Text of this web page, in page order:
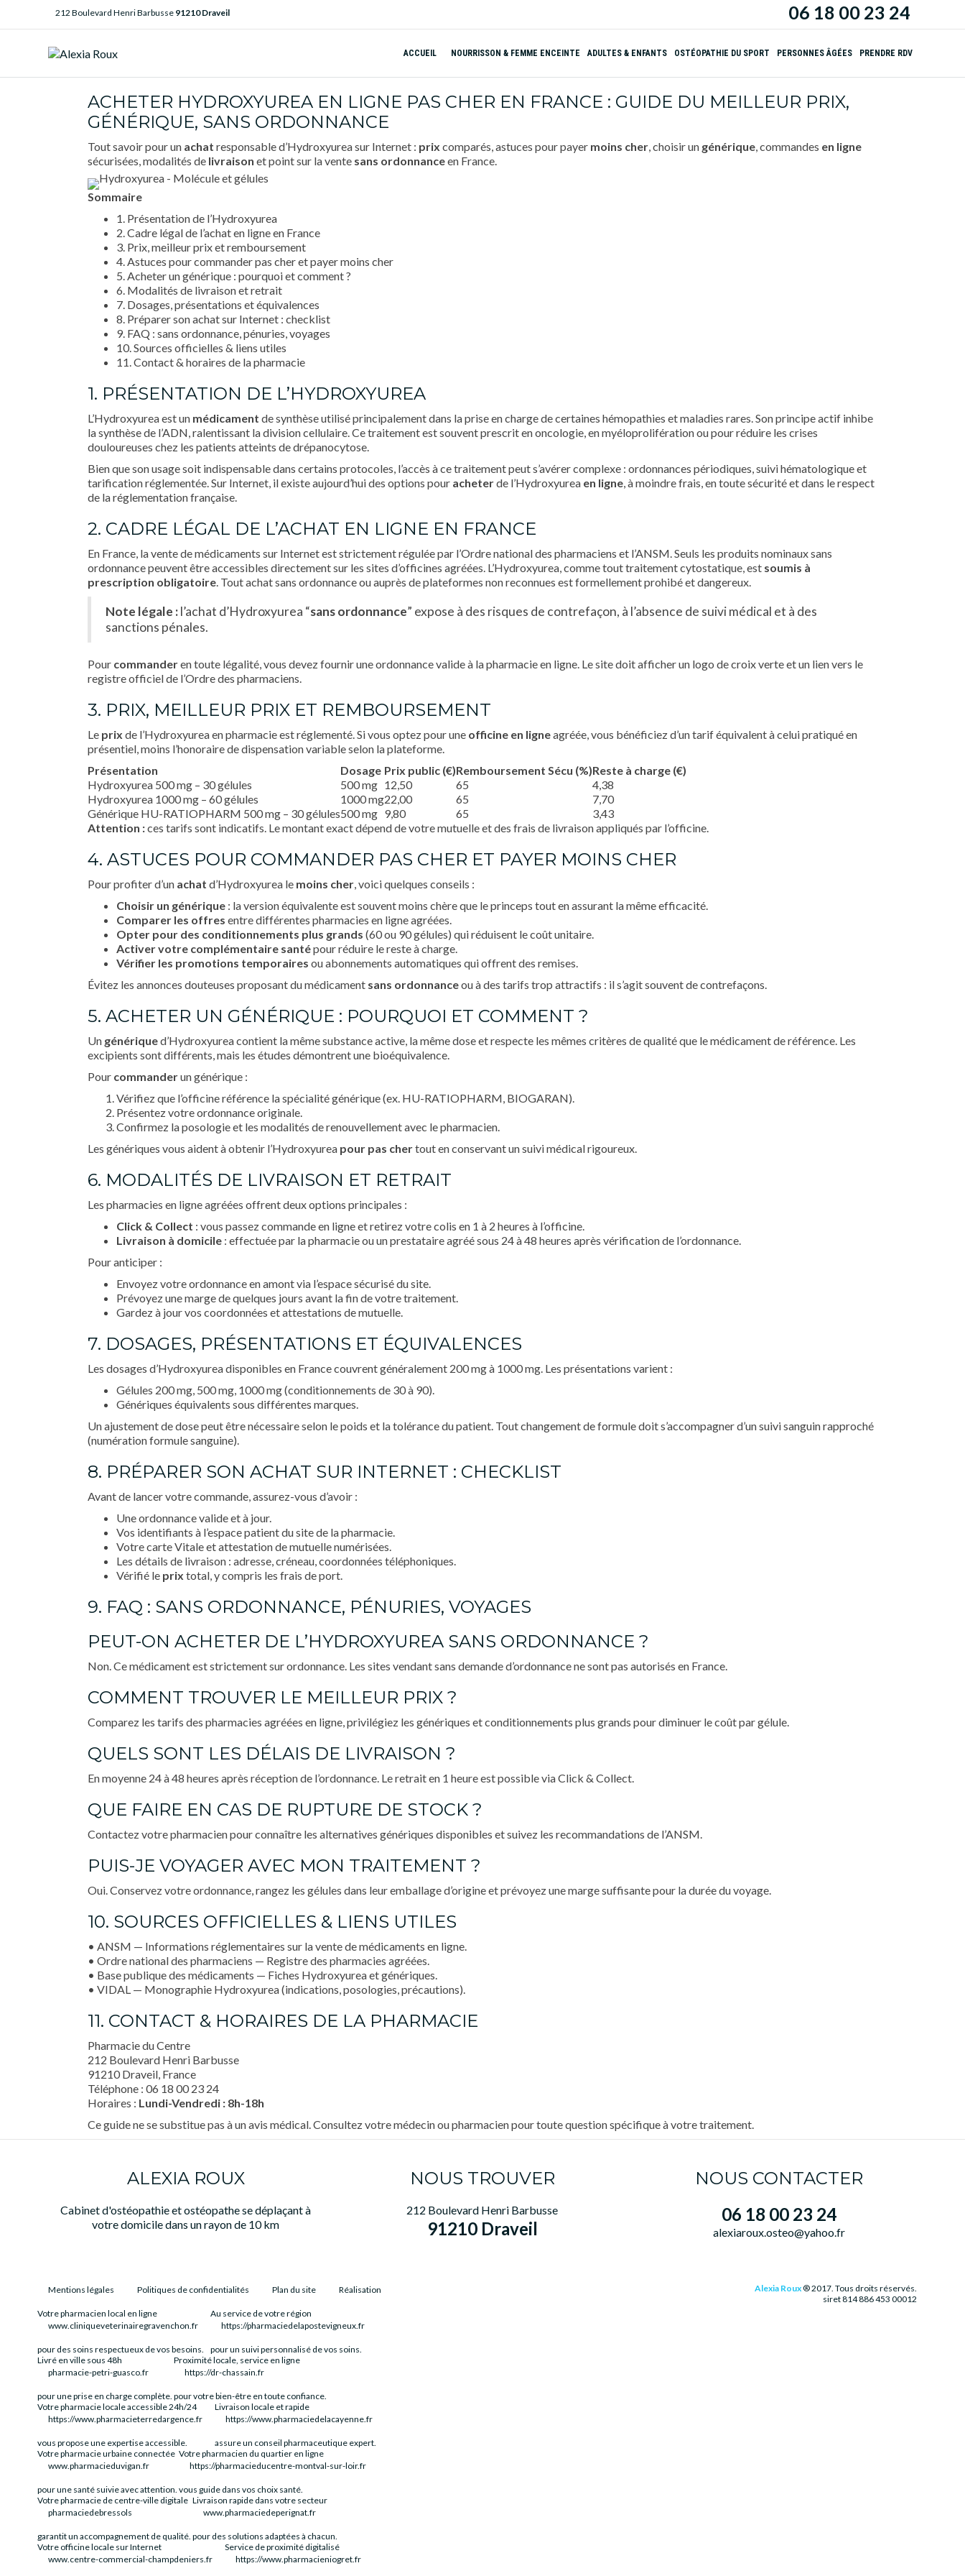
212 Boulevard Henri Barbusse 91210 Draveil 06 18 00 23 24
ACCUEIL NOURRISSON & FEMME ENCEINTE ADULTES & ENFANTS OSTÉOPATHIE DU SPORT PERSONNES ÂGÉES PRENDRE RDV
ACHETER HYDROXYUREA EN LIGNE PAS CHER EN FRANCE : GUIDE DU MEILLEUR PRIX,
GÉNÉRIQUE, SANS ORDONNANCE
Tout savoir pour un achat responsable d’Hydroxyurea sur Internet : prix comparés, astuces pour payer moins cher, choisir un générique, commandes en ligne
sécurisées, modalités de livraison et point sur la vente sans ordonnanceen France.
Sommaire
1. Présentation de l’Hydroxyurea
2. Cadre légal de l’achat en ligne en France
3. Prix, meilleur prix et remboursement
4. Astuces pour commander pas cher et payer moins cher
5. Acheter un générique : pourquoi et comment ?
6. Modalités de livraison et retrait
7. Dosages, présentations et équivalences
8. Préparer son achat sur Internet : checklist
9. FAQ : sans ordonnance, pénuries, voyages
10. Sources officielles & liens utiles
11. Contact & horaires de la pharmacie
1. PRÉSENTATION DE L’HYDROXYUREA
L’Hydroxyurea est un médicament de synthèse utilisé principalement dans la prise en charge de certaines hémopathies et maladies rares. Son principe actif inhibe
la synthèse de l’ADN, ralentissant la division cellulaire. Ce traitement est souvent prescrit en oncologie, en myéloprolifération ou pour réduire les crises
douloureuses chez les patients atteints de drépanocytose.
Bien que son usage soit indispensable dans certains protocoles, l’accès à ce traitement peut s’avérer complexe : ordonnances périodiques, suivi hématologique et
tarification réglementée. Sur Internet, il existe aujourd’hui des options pour acheterde l’Hydroxyurea en ligne, à moindre frais, en toute sécurité et dans le respect
de la réglementation française.
2. CADRE LÉGAL DE L’ACHAT EN LIGNE EN FRANCE
En France, la vente de médicaments sur Internet est strictement régulée par l’Ordre national des pharmaciens et l’ANSM. Seuls les produits nominaux sans
ordonnance peuvent être accessibles directement sur les sites d’officines agréées. L’Hydroxyurea, comme tout traitement cytostatique, est soumis à
prescription obligatoire. Tout achat sans ordonnance ou auprès de plateformes non reconnues est formellement prohibé et dangereux.
Note légale :l’achat d’Hydroxyurea “sans ordonnance” expose à des risques de contrefaçon, à l’absence de suivi médical et à des
sanctions pénales.
Pour commanderen toute légalité, vous devez fournir une ordonnance valide à la pharmacie en ligne. Le site doit afficher un logo de croix verte et un lien vers le
registre officiel de l’Ordre des pharmaciens.
3. PRIX, MEILLEUR PRIX ET REMBOURSEMENT
Le prix de l’Hydroxyurea en pharmacie est réglementé. Si vous optez pour une officine en ligneagréée, vous bénéficiez d’un tarif équivalent à celui pratiqué en
présentiel, moins l’honoraire de dispensation variable selon la plateforme.
Présentation
Dosage Prix public (€)Remboursement Sécu (%)Reste à charge (€)
Hydroxyurea 500 mg – 30 gélules
500 mg 12,50 65
4,38
Hydroxyurea 1000 mg – 60 gélules
1000 mg22,00 65
7,70
Générique HU-RATIOPHARM 500 mg – 30 gélules500 mg 9,80 65
3,43
Attention :ces tarifs sont indicatifs. Le montant exact dépend de votre mutuelle et des frais de livraison appliqués par l’officine.
4. ASTUCES POUR COMMANDER PAS CHER ET PAYER MOINS CHER
Pour profiter d’un achat d’Hydroxyurea le moins cher, voici quelques conseils :
Choisir un générique : la version équivalente est souvent moins chère que le princeps tout en assurant la même efficacité.
Comparer les offres entre différentes pharmacies en ligne agréées.
Opter pour des conditionnements plus grands (60 ou 90 gélules) qui réduisent le coût unitaire.
Activer votre complémentaire santépour réduire le reste à charge.
Vérifier les promotions temporaires ou abonnements automatiques qui offrent des remises.
Évitez les annonces douteuses proposant du médicament sans ordonnanceou à des tarifs trop attractifs : il s’agit souvent de contrefaçons.
5. ACHETER UN GÉNÉRIQUE : POURQUOI ET COMMENT ?
Un génériqued’Hydroxyurea contient la même substance active, la même dose et respecte les mêmes critères de qualité que le médicament de référence. Les
excipients sont différents, mais les études démontrent une bioéquivalence.
Pour commanderun générique :
Vérifiez que l’officine référence la spécialité générique (ex. HU-RATIOPHARM, BIOGARAN).
Présentez votre ordonnance originale.
Confirmez la posologie et les modalités de renouvellement avec le pharmacien.
Les génériques vous aident à obtenir l’Hydroxyurea pour pas chertout en conservant un suivi médical rigoureux.
6. MODALITÉS DE LIVRAISON ET RETRAIT
Les pharmacies en ligne agréées offrent deux options principales :
Click & Collect : vous passez commande en ligne et retirez votre colis en 1 à 2 heures à l’officine.
Livraison à domicile : effectuée par la pharmacie ou un prestataire agréé sous 24 à 48 heures après vérification de l’ordonnance.
Pour anticiper :
Envoyez votre ordonnance en amont via l’espace sécurisé du site.
Prévoyez une marge de quelques jours avant la fin de votre traitement.
Gardez à jour vos coordonnées et attestations de mutuelle.
7. DOSAGES, PRÉSENTATIONS ET ÉQUIVALENCES
Les dosages d’Hydroxyurea disponibles en France couvrent généralement 200 mg à 1000 mg. Les présentations varient :
Gélules 200 mg, 500 mg, 1000 mg (conditionnements de 30 à 90).
Génériques équivalents sous différentes marques.
Un ajustement de dose peut être nécessaire selon le poids et la tolérance du patient. Tout changement de formule doit s’accompagner d’un suivi sanguin rapproché
(numération formule sanguine).
8. PRÉPARER SON ACHAT SUR INTERNET : CHECKLIST
Avant de lancer votre commande, assurez-vous d’avoir :
Une ordonnance valide et à jour.
Vos identifiants à l’espace patient du site de la pharmacie.
Votre carte Vitale et attestation de mutuelle numérisées.
Les détails de livraison : adresse, créneau, coordonnées téléphoniques.
Vérifié le prix total, y compris les frais de port.
9. FAQ : SANS ORDONNANCE, PÉNURIES, VOYAGES
PEUT-ON ACHETER DE L’HYDROXYUREA SANS ORDONNANCE ?
Non. Ce médicament est strictement sur ordonnance. Les sites vendant sans demande d’ordonnance ne sont pas autorisés en France.
COMMENT TROUVER LE MEILLEUR PRIX ?
Comparez les tarifs des pharmacies agréées en ligne, privilégiez les génériques et conditionnements plus grands pour diminuer le coût par gélule.
QUELS SONT LES DÉLAIS DE LIVRAISON ?
En moyenne 24 à 48 heures après réception de l’ordonnance. Le retrait en 1 heure est possible via Click & Collect.
QUE FAIRE EN CAS DE RUPTURE DE STOCK ?
Contactez votre pharmacien pour connaître les alternatives génériques disponibles et suivez les recommandations de l’ANSM.
PUIS-JE VOYAGER AVEC MON TRAITEMENT ?
Oui. Conservez votre ordonnance, rangez les gélules dans leur emballage d’origine et prévoyez une marge suffisante pour la durée du voyage.
10. SOURCES OFFICIELLES & LIENS UTILES
• ANSM — Informations réglementaires sur la vente de médicaments en ligne.
• Ordre national des pharmaciens — Registre des pharmacies agréées.
• Base publique des médicaments — Fiches Hydroxyurea et génériques.
• VIDAL — Monographie Hydroxyurea (indications, posologies, précautions).
11. CONTACT & HORAIRES DE LA PHARMACIE
Pharmacie du Centre
212 Boulevard Henri Barbusse
91210 Draveil, France
Téléphone : 06 18 00 23 24
Horaires : Lundi-Vendredi : 8h-18h
Ce guide ne se substitue pas à un avis médical. Consultez votre médecin ou pharmacien pour toute question spécifique à votre traitement.
ALEXIA ROUX
Cabinet d'ostéopathie et ostéopathe se déplaçant à
votre domicile dans un rayon de 10 km
NOUS TROUVER
212 Boulevard Henri Barbusse
91210 Draveil
NOUS CONTACTER
06 18 00 23 24
alexiaroux.osteo@yahoo.fr
Mentions légales Politiques de confidentialités Plan du site Réalisation
Votre pharmacien local en ligne
www.cliniqueveterinairegravenchon.fr
pour des soins respectueux de vos besoins.
Au service de votre région
https://pharmaciedelapostevigneux.fr
pour un suivi personnalisé de vos soins.
Livré en ville sous 48h
pharmacie-petri-guasco.fr
pour une prise en charge complète.
Proximité locale, service en ligne
https://dr-chassain.fr
pour votre bien-être en toute confiance.
Votre pharmacie locale accessible 24h/24
https://www.pharmacieterredargence.fr
vous propose une expertise accessible.
Livraison locale et rapide
https://www.pharmaciedelacayenne.fr
assure un conseil pharmaceutique expert.
Votre pharmacie urbaine connectée
www.pharmacieduvigan.fr
pour une santé suivie avec attention.
Votre pharmacien du quartier en ligne
https://pharmacieducentre-montval-sur-loir.fr
vous guide dans vos choix santé.
Votre pharmacie de centre-ville digitale
pharmaciedebressols
garantit un accompagnement de qualité.
Livraison rapide dans votre secteur
www.pharmaciedeperignat.fr
pour des solutions adaptées à chacun.
Votre officine locale sur Internet
www.centre-commercial-champdeniers.fr
Service de proximité digitalisé
https://www.pharmacieniogret.fr
Alexia Roux® 2017. Tous droits réservés.
siret 814 886 453 00012